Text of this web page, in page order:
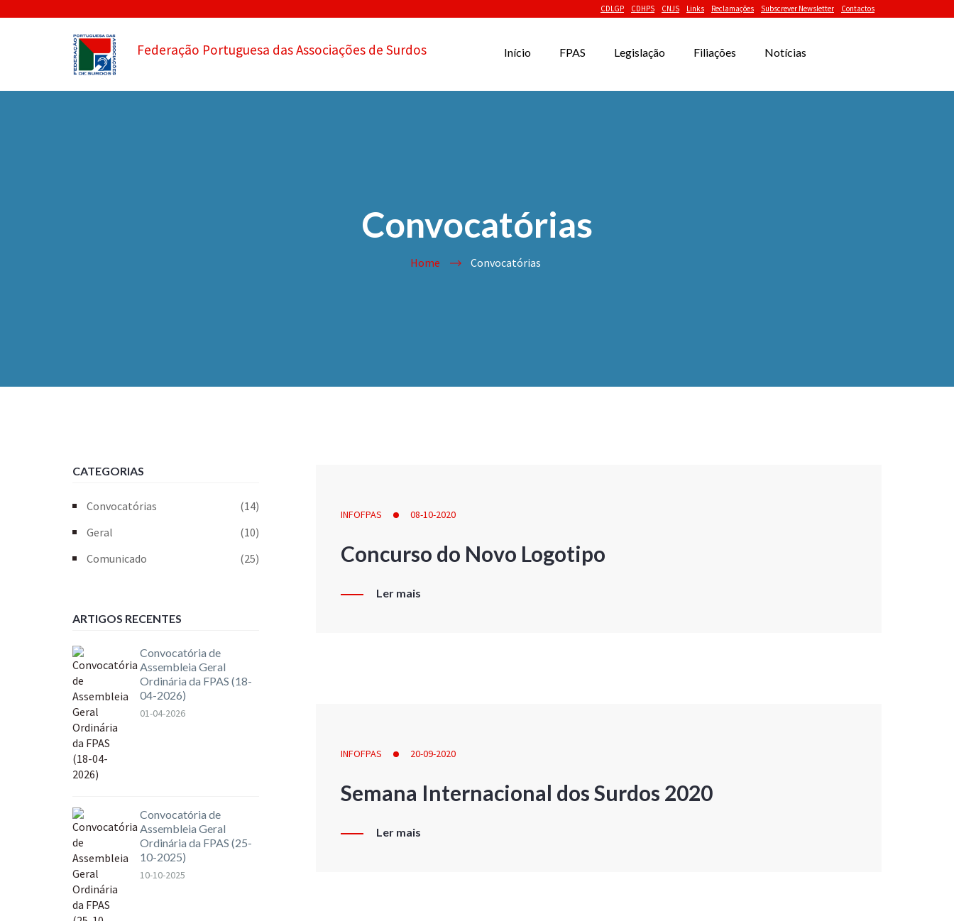
CDLGP CDHPS CNJS Links Reclamações Subscrever Newsletter Contactos
Federação Portuguesa das Associações de Surdos Início FPAS Legislação Filiações Notícias
Convocatórias
Home Convocatórias
INFOFPAS 08-10-2020
Concurso do Novo Logotipo
Ler mais
INFOFPAS 20-09-2020
Semana Internacional dos Surdos 2020
Ler mais
CATEGORIAS
Convocatórias
(14)
Geral
(10)
Comunicado
(25)
ARTIGOS RECENTES
Convocatória de
Assembleia Geral
Ordinária da FPAS (18-
04-2026)
01-04-2026
Convocatória de
Assembleia Geral
Ordinária da FPAS (25-
10-2025)
10-10-2025